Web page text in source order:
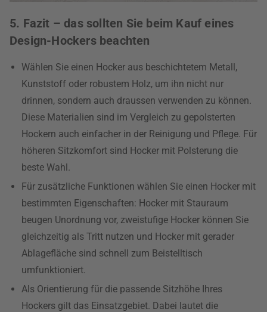
5. Fazit – das sollten Sie beim Kauf eines
Design-Hockers beachten
Wählen Sie einen Hocker aus beschichtetem Metall,
Kunststoff oder robustem Holz, um ihn nicht nur
drinnen, sondern auch draussen verwenden zu können.
Diese Materialien sind im Vergleich zu gepolsterten
Hockern auch einfacher in der Reinigung und Pflege. Für
höheren Sitzkomfort sind Hocker mit Polsterung die
beste Wahl.
Für zusätzliche Funktionen wählen Sie einen Hocker mit
bestimmten Eigenschaften: Hocker mit Stauraum
beugen Unordnung vor, zweistufige Hocker können Sie
gleichzeitig als Tritt nutzen und Hocker mit gerader
Ablagefläche sind schnell zum Beistelltisch
umfunktioniert.
Als Orientierung für die passende Sitzhöhe Ihres
Hockers gilt das Einsatzgebiet. Dabei lautet die